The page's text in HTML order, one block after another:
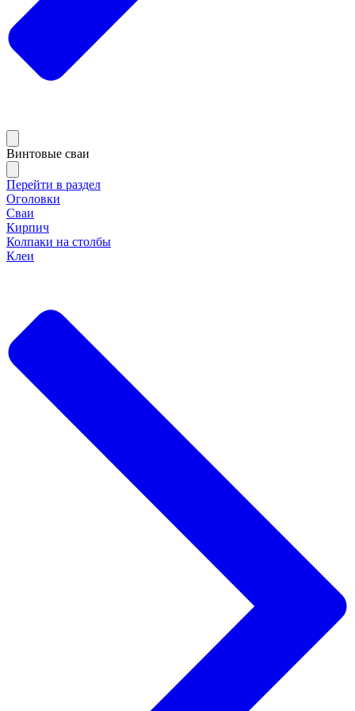
Винтовые сваи
Перейти в раздел
Оголовки
Сваи
Кирпич
Колпаки на столбы
Клеи